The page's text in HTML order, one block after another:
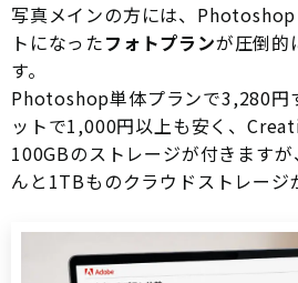
写真メインの方には、
トになったフォトプランが圧倒的
す。
Photoshop単体プランで3,280円
ットで1,000円以上も安く、
100GBのストレージが付きます
んと1TBものクラウドストレージ